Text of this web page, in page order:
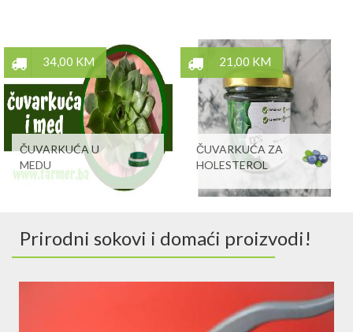
34,00 KM
ČUVARKUĆA U
MEDU
21,00 KM
ČUVARKUĆA ZA
HOLESTEROL
Prirodni sokovi i domaći proizvodi!